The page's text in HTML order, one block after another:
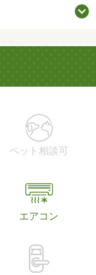
ペット相談可
エアコン